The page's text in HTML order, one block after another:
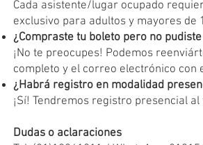
Cada asistente/lugar ocupado
exclusivo para adultos y mayores de
¿Compraste tu boleto pero no
¡No te preocupes! Podemos
completo y el correo electrónico con
¿Habrá registro en modalidad
¡Sí! Tendremos registro presencial
Dudas o aclaraciones